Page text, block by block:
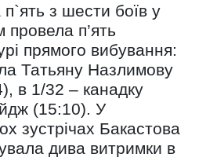
з шести боїв у
провела п’ять
прямого вибування:
Татьяну Назлимову
в 1/32 – канадку
(15:10). У
зустрічах Бакастова
дива витримки в